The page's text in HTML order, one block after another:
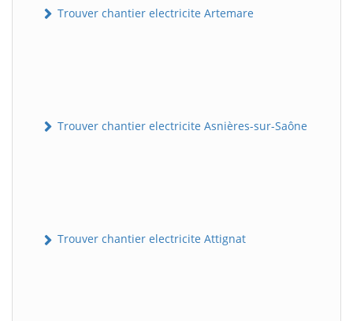
Trouver chantier electricite Artemare
Trouver chantier electricite Asnières-sur-Saône
Trouver chantier electricite Attignat